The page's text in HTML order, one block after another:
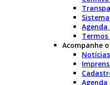
Termos
Acompanhe
Notícias